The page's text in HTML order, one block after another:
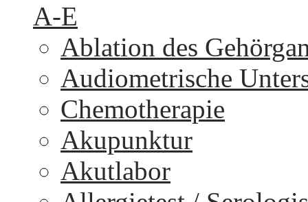
A-E
Ablation des
Audiometrische
Chemotherapie
Akupunktur
Akutlabor